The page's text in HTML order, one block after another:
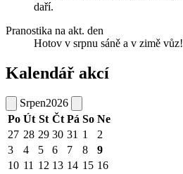
daří.
Pranostika na akt. den
Hotov v srpnu sáně a v zimě vůz!
Kalendář akcí
Srpen2026
Po Út St Čt Pá So Ne
27 28 29 30 31 1
2
3
4 5 6 7 8
9
10 11 12 13 14 15 16